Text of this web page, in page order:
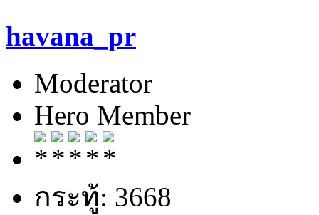
havana_pr
Moderator
Hero Member
กระทู้: 3668